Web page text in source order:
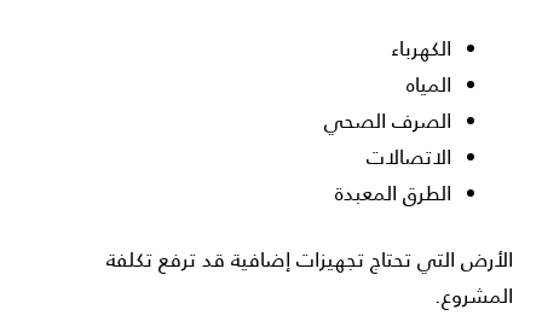
الكهرباء
المياه
الصرف الصحي
الاتصالات
الطرق المعبدة
الأرض التي تحتاج تجهيزات إضافية قد ترفع تكلفة
المشروع.